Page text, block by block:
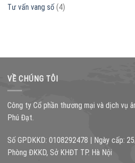
Tư vấn vang số (4)
VỀ CHÚNG TÔI
Công ty Cổ phần thương mại và dịch vụ
Phú Đạt.
Số GPDKKD: 0108292478 | Ngày cấp:
Phòng ĐKKD, Sở KHĐT TP. Hà Nội